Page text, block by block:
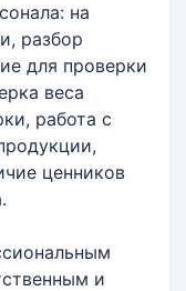
на
разбор
для проверки
веса
работа с
ценников
и